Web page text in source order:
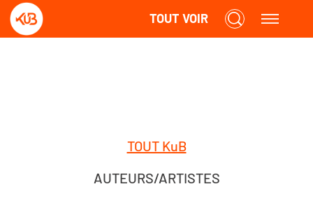
TOUT VOIR
TOUT KuB
AUTEURS/ARTISTES